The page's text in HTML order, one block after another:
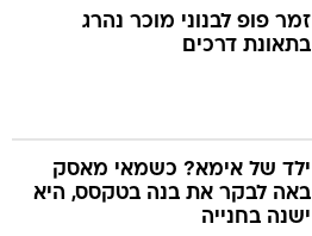
זמר פופ לבנוני מוכר נהרג
בתאונת דרכים
ילד של אימא? כשמאי מאסק
באה לבקר את בנה בטקסס, היא
ישנה בחנייה